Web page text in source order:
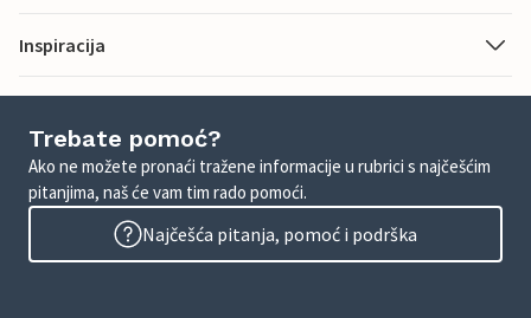
Inspiracija
Trebate pomoć?
Ako ne možete pronaći tražene informacije u rubrici s najčešćim
pitanjima, naš će vam tim rado pomoći.
Najčešća pitanja, pomoć i podrška